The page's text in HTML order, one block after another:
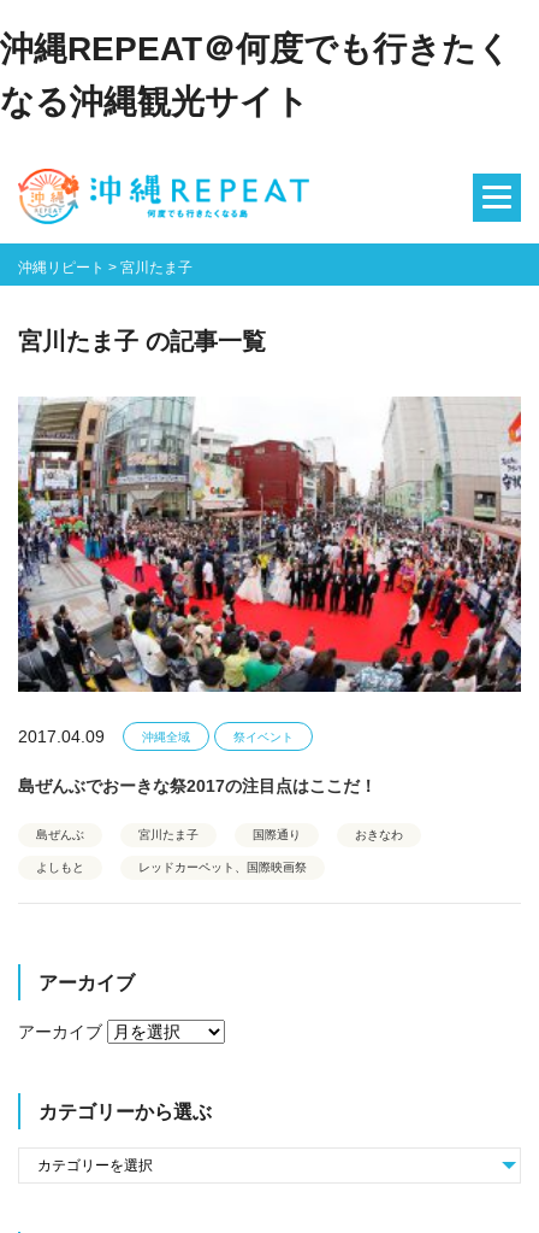
沖縄REPEAT＠何度でも行きたく
なる沖縄観光サイト
沖縄リピート > 宮川たま子
宮川たま子 の記事一覧
2017.04.09 沖縄全域 祭イベント
島ぜんぶでおーきな祭2017の注目点はここだ！
島ぜんぶ 宮川たま子 国際通り おきなわ
よしもと レッドカーペット、国際映画祭
アーカイブ
アーカイブ
カテゴリーから選ぶ